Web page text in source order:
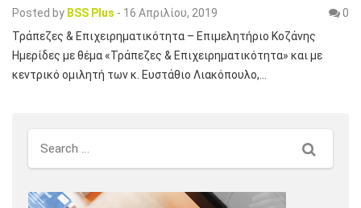
Posted by BSS Plus - 16 Απριλίου, 2019
0
Τράπεζες & Επιχειρηματικότητα – Επιμελητήριο Κοζάνης
Hμερίδες με θέμα «Τράπεζες & Επιχειρηματικότητα» και με
κεντρικό ομιλητή των κ. Ευστάθιο Λιακόπουλο,…
Search